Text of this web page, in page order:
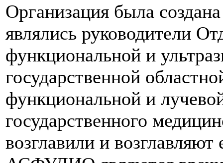
Организация была
являлись руководители
функциональной и
государственной
функциональной и
государственного
возглавили и